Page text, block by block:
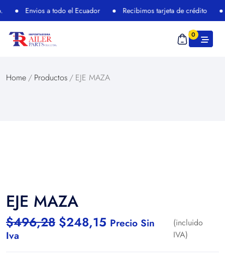
Envios a todo el Ecuador Recibimos tarjeta de crédito
0
Home / Productos / EJE MAZA
EJE MAZA
$496,28 $248,15 Precio Sin
Iva
(incluido
IVA)